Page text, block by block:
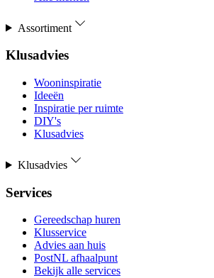
Assortiment
Klusadvies
Wooninspiratie
Ideeën
Inspiratie per ruimte
DIY's
Klusadvies
Klusadvies
Services
Gereedschap huren
Klusservice
Advies aan huis
PostNL afhaalpunt
Bekijk alle services